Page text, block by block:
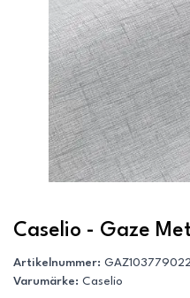
Caselio - Gaze
Artikelnummer: GAZ103779022
Varumärke: Caselio